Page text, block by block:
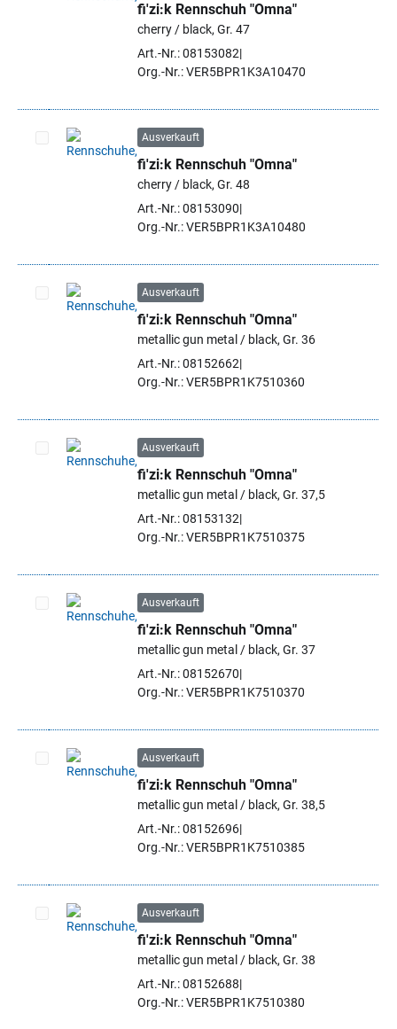
Artikel auswählen
fi'zi:k Rennschuh "Omna"
cherry / black, Gr. 47
Art.-Nr.: 08153082
Org.-Nr.: VER5BPR1K3A10470
Artikel auswählen
Ausverkauft
fi'zi:k Rennschuh "Omna"
cherry / black, Gr. 48
Art.-Nr.: 08153090
Org.-Nr.: VER5BPR1K3A10480
Artikel auswählen
Ausverkauft
fi'zi:k Rennschuh "Omna"
metallic gun metal / black, Gr. 36
Art.-Nr.: 08152662
Org.-Nr.: VER5BPR1K7510360
Artikel auswählen
Ausverkauft
fi'zi:k Rennschuh "Omna"
metallic gun metal / black, Gr. 37,5
Art.-Nr.: 08153132
Org.-Nr.: VER5BPR1K7510375
Artikel auswählen
Ausverkauft
fi'zi:k Rennschuh "Omna"
metallic gun metal / black, Gr. 37
Art.-Nr.: 08152670
Org.-Nr.: VER5BPR1K7510370
Artikel auswählen
Ausverkauft
fi'zi:k Rennschuh "Omna"
metallic gun metal / black, Gr. 38,5
Art.-Nr.: 08152696
Org.-Nr.: VER5BPR1K7510385
Artikel auswählen
Ausverkauft
fi'zi:k Rennschuh "Omna"
metallic gun metal / black, Gr. 38
Art.-Nr.: 08152688
Org.-Nr.: VER5BPR1K7510380